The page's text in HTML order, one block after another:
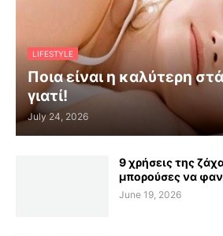
LIFESTYLE
Ποια είναι η καλύτερη
γιατί!
July 24, 2026
9 χρήσεις της
μπορούσες να
June 19, 2026